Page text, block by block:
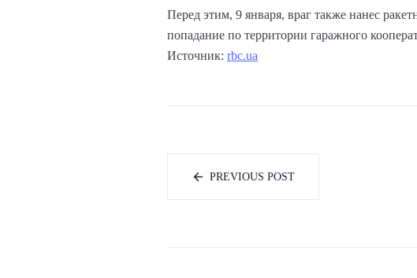
Перед этим, 9 января, враг также нанес
попадание по территории гаражного
Источник: rbc.ua
PREVIOUS POST